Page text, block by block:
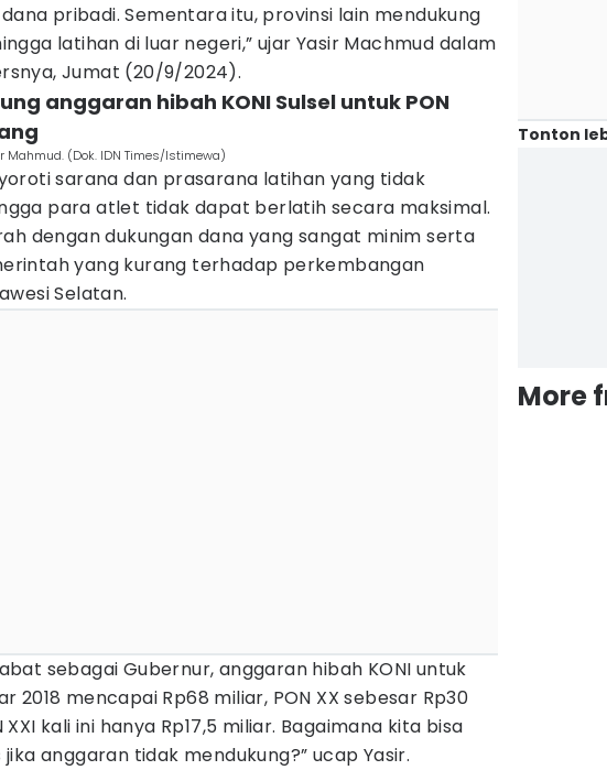
pribadi. Sementara itu, provinsi lain mendukung
latihan di luar negeri,” ujar Yasir Machmud dalam
Jumat (20/9/2024).
anggaran hibah KONI Sulsel untuk PON
Mahmud. (Dok. IDN Times/Istimewa)
sarana dan prasarana latihan yang tidak
para atlet tidak dapat berlatih secara maksimal.
dengan dukungan dana yang sangat minim serta
yang kurang terhadap perkembangan
Selatan.
sebagai Gubernur, anggaran hibah KONI untuk
2018 mencapai Rp68 miliar, PON XX sebesar Rp30
XXI kali ini hanya Rp17,5 miliar. Bagaimana kita bisa
anggaran tidak mendukung?” ucap Yasir.
Tonton
More